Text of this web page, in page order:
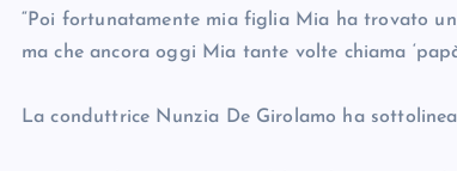
“Poi fortunatamente mia figlia Mia ha trovato
ma che ancora oggi Mia tante volte chiama
La conduttrice Nunzia De Girolamo ha